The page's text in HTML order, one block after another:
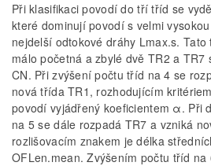
Při klasifikaci povodí do tří tříd se
které dominují povodí s velmi
nejdelší odtokové dráhy Lmax.s.
málo početná a zbylé dvě TR2 a TR7
CN. Při zvýšení počtu tříd na 4 se
nová třída TR1, rozhodujícím
povodí vyjádřený koeficientem α. Při
na 5 se dále rozpadá TR7 a vzniká
rozlišovacím znakem je délka
OFLen.mean. Zvýšením počtu tříd na